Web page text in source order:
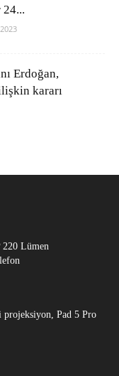
Erdoğan,
kararı
Lümen
Pad 5 Pro